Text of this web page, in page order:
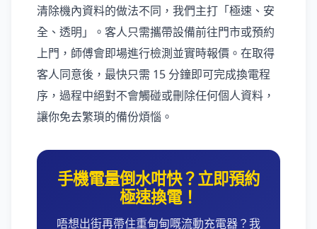
清除機內資料的做法不同，我們主打「極速、安
全、透明」。客人只需攜帶設備前往門市或預約
上門，師傅會即場進行檢測並實時報價。在取得
客人同意後，最快只需 15 分鐘即可完成換電程
序，過程中絕對不會觸碰或刪除任何個人資料，
讓你免去繁瑣的備份煩惱。
手機電量倒水咁快？立即預約
極速換電！
唔想出街再帶住重甸甸嘅流動充電器？我